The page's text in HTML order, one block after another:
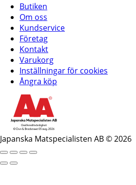
Butiken
Om oss
Kundservice
Företag
Kontakt
Varukorg
Inställningar för cookies
Ångra köp
Japanska Matspecialisten AB © 2026